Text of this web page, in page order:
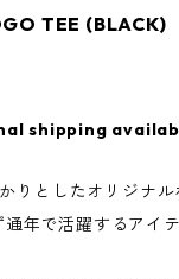
TEE (BLACK)
shipping
りとしたオリジナル
年で活躍するアイテ